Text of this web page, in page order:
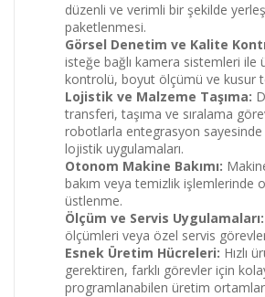
düzenli ve verimli bir şekilde
paketlenmesi.
Görsel Denetim ve Kalite
isteğe bağlı kamera sistemleri ile
kontrolü, boyut ölçümü ve kusur
Lojistik ve Malzeme Taşıma:
transferi, taşıma ve sıralama
robotlarla entegrasyon
lojistik uygulamaları.
Otonom Makine Bakımı:
bakım veya temizlik işlemlerinde
üstlenme.
Ölçüm ve Servis Uygulamaları:
ölçümleri veya özel servis
Esnek Üretim Hücreleri: Hızlı
gerektiren, farklı görevler için
programlanabilen üretim